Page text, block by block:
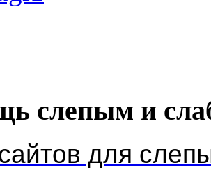
слепым и
для